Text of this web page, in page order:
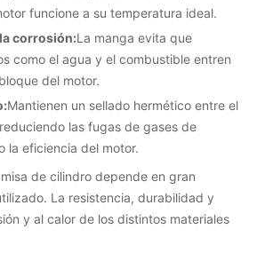
funcione a su temperatura ideal.
corrosión:La manga evita que
como el agua y el combustible entren
del motor.
Mantienen un sellado hermético entre el
las fugas de gases de
la eficiencia del motor.
de cilindro depende en gran
La resistencia, durabilidad y
y al calor de los distintos materiales